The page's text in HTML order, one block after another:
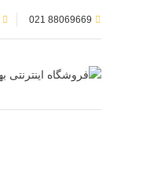
88069669 021